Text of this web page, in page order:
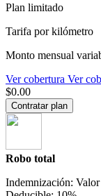
Plan limitado
Tarifa por kilómetro
Monto mensual
Ver cobertura Ver
$0.00
Contratar plan
Robo total
Indemnización: